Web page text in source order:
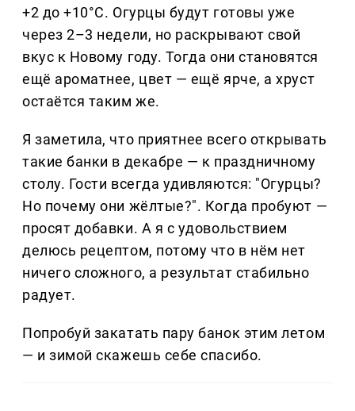
+2 до +10°C. Огурцы будут готовы уже
через 2–3 недели, но раскрывают свой
вкус к Новому году. Тогда они становятся
ещё ароматнее, цвет — ещё ярче, а хруст
остаётся таким же.
Я заметила, что приятнее всего открывать
такие банки в декабре — к праздничному
столу. Гости всегда удивляются: "Огурцы?
Но почему они жёлтые?". Когда пробуют —
просят добавки. А я с удовольствием
делюсь рецептом, потому что в нём нет
ничего сложного, а результат стабильно
радует.
Попробуй закатать пару банок этим летом
— и зимой скажешь себе спасибо.